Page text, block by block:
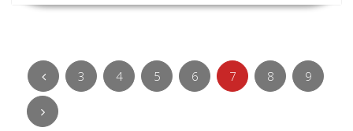
3 4 5 6 7 8 9